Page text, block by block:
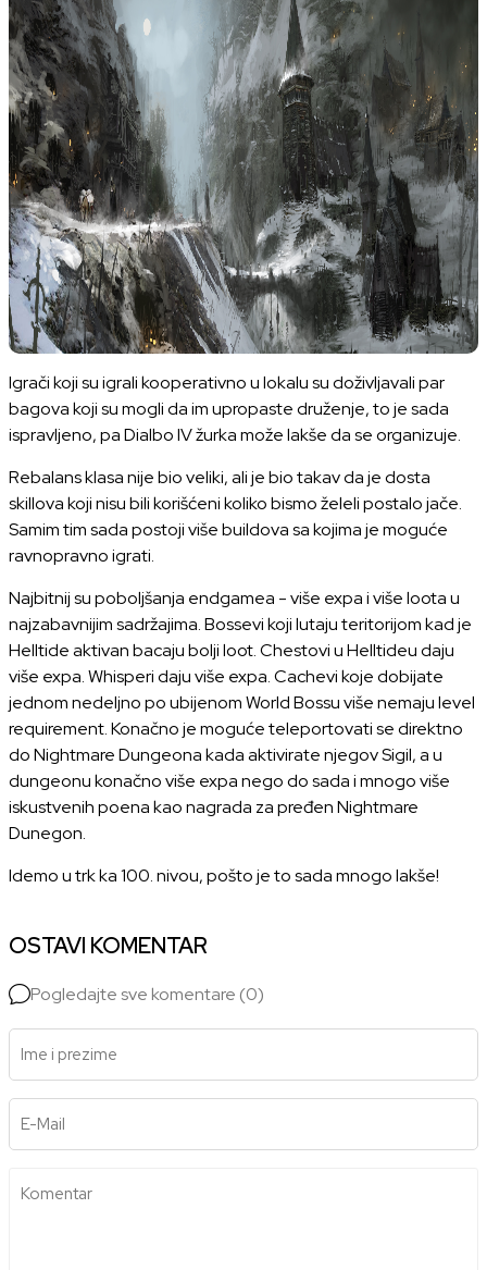
Igrači koji su igrali kooperativno u lokalu su doživljavali par
bagova koji su mogli da im upropaste druženje, to je sada
ispravljeno, pa Dialbo IV žurka može lakše da se organizuje.
Rebalans klasa nije bio veliki, ali je bio takav da je dosta
skillova koji nisu bili korišćeni koliko bismo želeli postalo jače.
Samim tim sada postoji više buildova sa kojima je moguće
ravnopravno igrati.
Najbitnij su poboljšanja endgamea - više expa i više loota u
najzabavnijim sadržajima. Bossevi koji lutaju teritorijom kad je
Helltide aktivan bacaju bolji loot. Chestovi u Helltideu daju
više expa. Whisperi daju više expa. Cachevi koje dobijate
jednom nedeljno po ubijenom World Bossu više nemaju level
requirement. Konačno je moguće teleportovati se direktno
do Nightmare Dungeona kada aktivirate njegov Sigil, a u
dungeonu konačno više expa nego do sada i mnogo više
iskustvenih poena kao nagrada za pređen Nightmare
Dunegon.
Idemo u trk ka 100. nivou, pošto je to sada mnogo lakše!
OSTAVI KOMENTAR
Pogledajte sve komentare (0)
Ime i prezime
E-Mail
Komentar